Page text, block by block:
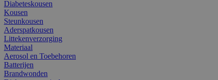
Diabeteskousen
Kousen
Steunkousen
Aderspatkousen
Littekenverzorging
Materiaal
Aerosol en Toebehoren
Batterijen
Brandwonden